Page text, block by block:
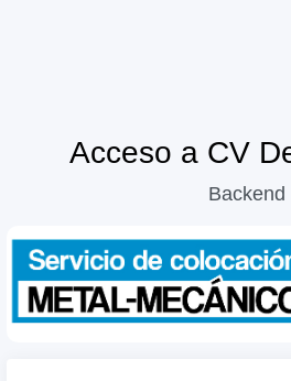
Acceso a CV
Backend